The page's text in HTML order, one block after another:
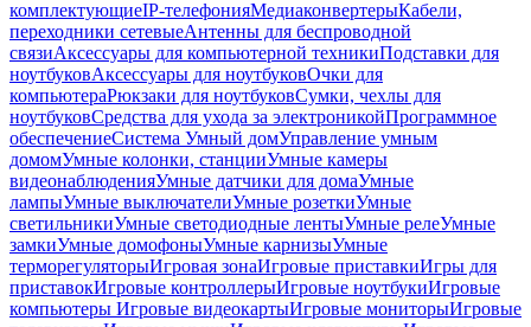
комплектующиеIP-телефонияМедиаконвертерыКабели,
переходники сетевыеАнтенны для беспроводной
связиАксессуары для компьютерной техникиПодставки для
ноутбуковАксессуары для ноутбуковОчки для
компьютераРюкзаки для ноутбуковСумки, чехлы для
ноутбуковСредства для ухода за электроникойПрограммное
обеспечениеСистема Умный домУправление умным
домомУмные колонки, станцииУмные камеры
видеонаблюденияУмные датчики для домаУмные
лампыУмные выключателиУмные розеткиУмные
светильникиУмные светодиодные лентыУмные релеУмные
замкиУмные домофоныУмные карнизыУмные
терморегуляторыИгровая зонаИгровые приставкиИгры для
приставокИгровые контроллерыИгровые ноутбукиИгровые
компьютеры Игровые видеокартыИгровые мониторыИгровые